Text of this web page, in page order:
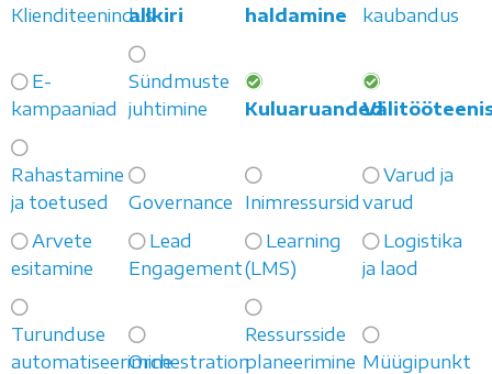
Klienditeenindusallkiri
haldamine
kaubandus
E-
kampaaniad
Sündmuste
juhtimine
Kuluaruanded
Rahastamine
ja toetused
Governance Inimressursid
Varud ja
varud
Arvete
esitamine
Lead
Engagement
Learning
(LMS)
Logistika
ja laod
Turunduse
automatiseerimineOrchestration
Ressursside
planeerimine Müügipunkt